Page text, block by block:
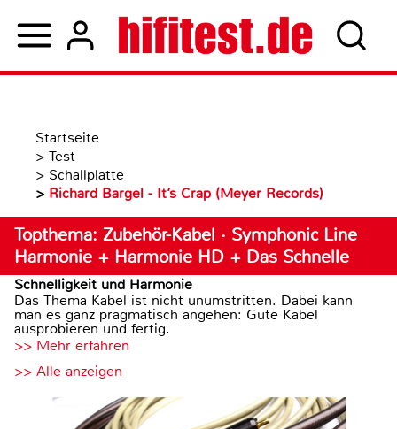
Startseite
> Test
> Schallplatte
>
Richard Bargel - It’s Crap (Meyer Records)
Topthema: Zubehör-Kabel · Symphonic Line
Harmonie + Harmonie HD + Das Schnelle
Schnelligkeit und Harmonie
Das Thema Kabel ist nicht unumstritten. Dabei kann
man es ganz pragmatisch angehen: Gute Kabel
ausprobieren und fertig.
>> Mehr erfahren
>> Alle anzeigen